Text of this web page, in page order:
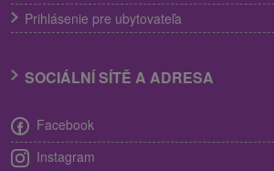
Prihlásenie pre ubytovateľa
SOCIÁLNÍ SÍTĚ A ADRESA
Facebook
Instagram